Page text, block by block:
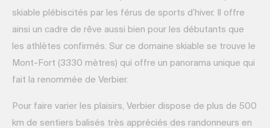
skiable plébiscités par les férus de sports d’hiver. Il offre
ainsi un cadre de rêve aussi bien pour les débutants que
les athlètes confirmés. Sur ce domaine skiable se trouve le
Mont-Fort (3330 mètres) qui offre un panorama unique qui
fait la renommée de Verbier.
Pour faire varier les plaisirs, Verbier dispose de plus de 500
km de sentiers balisés très appréciés des randonneurs en